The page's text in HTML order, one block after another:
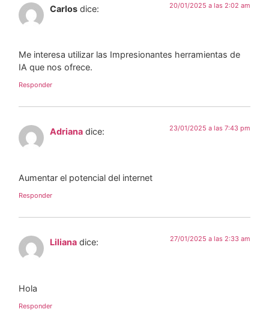
Carlos dice: 20/01/2025 a las 2:02 am
Me interesa utilizar las Impresionantes herramientas de
IA que nos ofrece.
Responder
Adriana dice: 23/01/2025 a las 7:43 pm
Aumentar el potencial del internet
Responder
Liliana dice: 27/01/2025 a las 2:33 am
Hola
Responder